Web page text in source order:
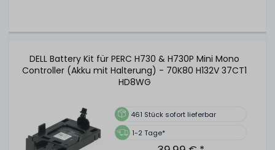
DELL Battery Kit für PERC H730 & H730P Mini Mono
Controller (Akku mit Halterung) - 70K80 H132V 37CT1
HD8WG
461 Stück sofort lieferbar
1-2 Tage*